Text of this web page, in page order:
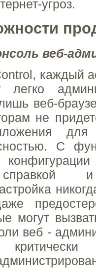
угроз.
веб-
каждый
веб-
не
С
справкой
могут
веб -